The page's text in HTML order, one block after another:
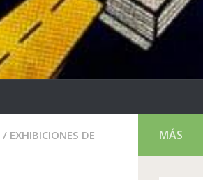
/ EXHIBICIONES DE
MÁS